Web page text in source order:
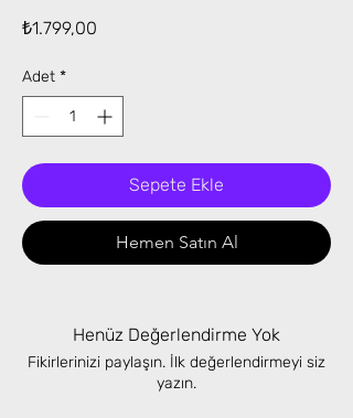
₺1.799,00
Adet *
Sepete Ekle
Hemen Satın Al
Henüz Değerlendirme Yok
Fikirlerinizi paylaşın. İlk değerlendirmeyi siz
yazın.